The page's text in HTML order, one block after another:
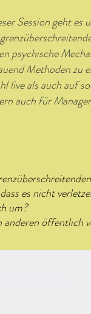
Session geht
psychische
Methoden zu
live als auch auf
auch für
es nicht
um?
öffentlich